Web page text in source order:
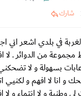
شارك
في بلدي اشعر اني
من الدوائر . لا
بسهولة و لا